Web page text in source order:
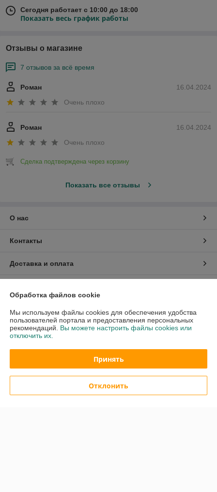
Сегодня работает с 10:00 до 18:00
Показать весь график работы
Отзывы о магазине
7 отзывов за всё время
16.04.2024
Роман
Очень плохо
16.04.2024
Роман
Очень плохо
Сделка подтверждена через корзину
Показать все отзывы
О нас
Контакты
Доставка и оплата
Полная версия сайта
Политика обработки cookies
Информация для покупателя
Обработка файлов cookie
Мы используем файлы cookies для обеспечения удобства
пользователей портала и предоставления персональных
рекомендаций. Вы можете настроить файлы cookies или
отключить их.
Принять
Отклонить